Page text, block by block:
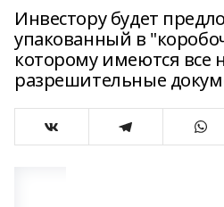
Инвестору будет
упакованный в
которому имеются все
разрешительные